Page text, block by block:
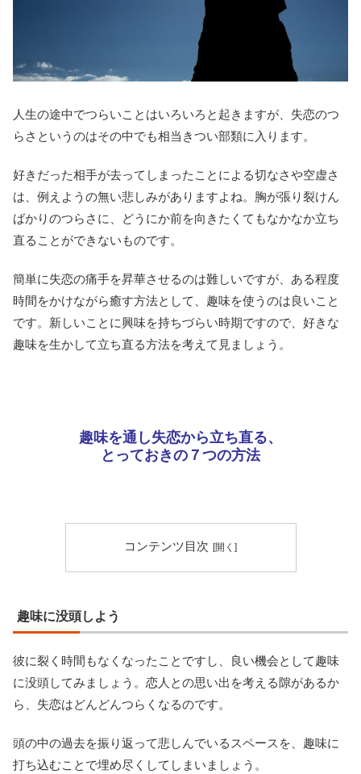
人生の途中でつらいことはいろいろと起きますが、失恋のつ
らさというのはその中でも相当きつい部類に入ります。
好きだった相手が去ってしまったことによる切なさや空虚さ
は、例えようの無い悲しみがありますよね。胸が張り裂けん
ばかりのつらさに、どうにか前を向きたくてもなかなか立ち
直ることができないものです。
簡単に失恋の痛手を昇華させるのは難しいですが、ある程度
時間をかけながら癒す方法として、趣味を使うのは良いこと
です。新しいことに興味を持ちづらい時期ですので、好きな
趣味を生かして立ち直る方法を考えて見ましょう。
趣味を通し失恋から立ち直る、
とっておきの７つの方法
コンテンツ目次
趣味に没頭しよう
彼に裂く時間もなくなったことですし、良い機会として趣味
に没頭してみましょう。恋人との思い出を考える隙があるか
ら、失恋はどんどんつらくなるのです。
頭の中の過去を振り返って悲しんでいるスペースを、趣味に
打ち込むことで埋め尽くしてしまいましょう。